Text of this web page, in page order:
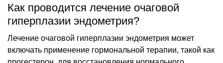
Как проводится лечение очаговой
гиперплазии эндометрия?
Лечение очаговой гиперплазии эндометрия может
включать применение гормональной терапии, такой как